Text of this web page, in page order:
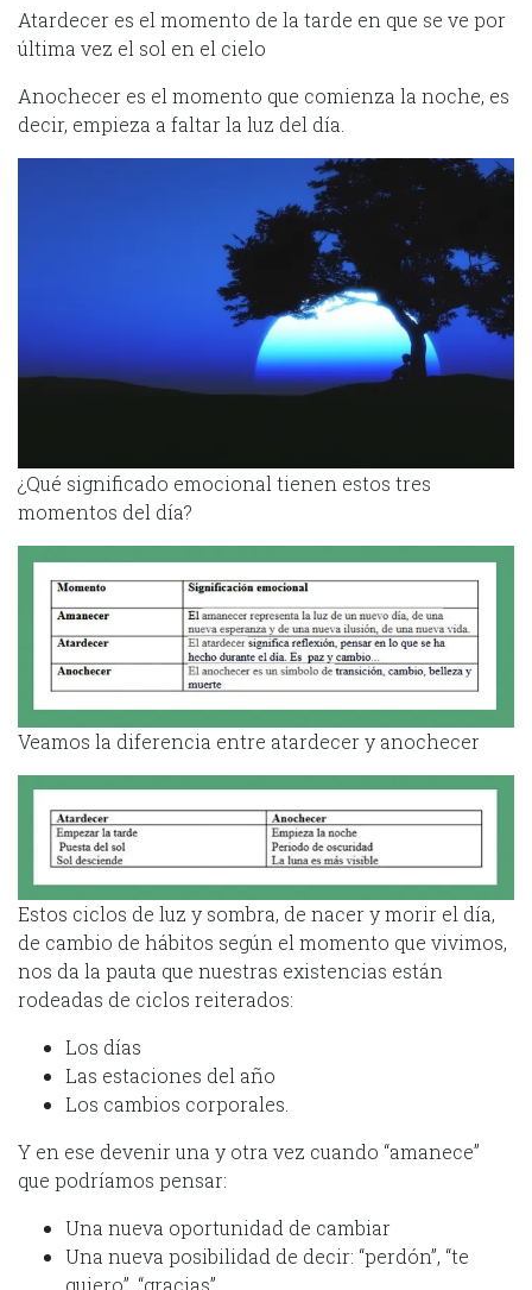
Atardecer es el momento de la tarde en que se ve por
última vez el sol en el cielo
Anochecer es el momento que comienza la noche, es
decir, empieza a faltar la luz del día.
¿Qué significado emocional tienen estos tres
momentos del día?
Veamos la diferencia entre atardecer y anochecer
Estos ciclos de luz y sombra, de nacer y morir el día,
de cambio de hábitos según el momento que vivimos,
nos da la pauta que nuestras existencias están
rodeadas de ciclos reiterados:
Los días
Las estaciones del año
Los cambios corporales.
Y en ese devenir una y otra vez cuando “amanece”
que podríamos pensar:
Una nueva oportunidad de cambiar
Una nueva posibilidad de decir: “perdón”, “te
quiero”, “gracias”